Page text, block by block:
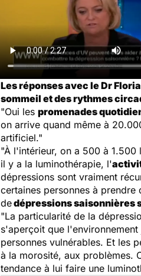
Les réponses avec le Dr
sommeil et des rythmes
"Oui les promenades
on arrive quand même à
artificiel."
"À l'intérieur, on a 500 à 1.500
il y a la luminothérapie, l'
dépressions sont vraiment
certaines personnes à prendre
dedépressions saisonnières
"La particularité de la
s'aperçoit que
personnes vulnérables. Et les
à la morosité, aux problèmes.
tendance à lui faire une